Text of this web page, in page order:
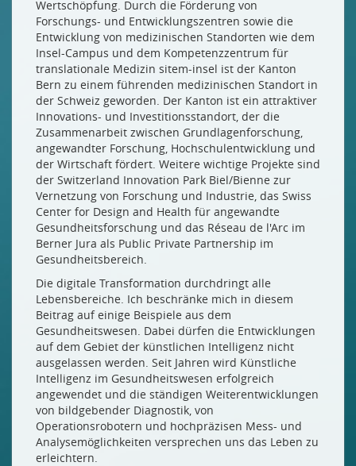
Wertschöpfung. Durch die Förderung von
Forschungs- und Entwicklungszentren sowie die
Entwicklung von medizinischen Standorten wie dem
Insel-Campus und dem Kompetenzzentrum für
translationale Medizin sitem-insel ist der Kanton
Bern zu einem führenden medizinischen Standort in
der Schweiz geworden. Der Kanton ist ein attraktiver
Innovations- und Investitionsstandort, der die
Zusammenarbeit zwischen Grundlagenforschung,
angewandter Forschung, Hochschulentwicklung und
der Wirtschaft fördert. Weitere wichtige Projekte sind
der Switzerland Innovation Park Biel/Bienne zur
Vernetzung von Forschung und Industrie, das Swiss
Center for Design and Health für angewandte
Gesundheitsforschung und das Réseau de l'Arc im
Berner Jura als Public Private Partnership im
Gesundheitsbereich.
Die digitale Transformation durchdringt alle
Lebensbereiche. Ich beschränke mich in diesem
Beitrag auf einige Beispiele aus dem
Gesundheitswesen. Dabei dürfen die Entwicklungen
auf dem Gebiet der künstlichen Intelligenz nicht
ausgelassen werden. Seit Jahren wird Künstliche
Intelligenz im Gesundheitswesen erfolgreich
angewendet und die ständigen Weiterentwicklungen
von bildgebender Diagnostik, von
Operationsrobotern und hochpräzisen Mess- und
Analysemöglichkeiten versprechen uns das Leben zu
erleichtern.